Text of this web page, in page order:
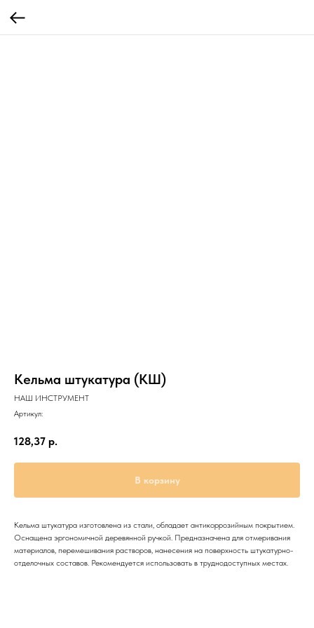
Кельма штукатура (КШ)
НАШ ИНСТРУМЕНТ
Артикул:
128,37 р.
В корзину
Кельма штукатура изготовлена из стали, обладает антикоррозийным покрытием.
Оснащена эргономичной деревянной ручкой. Предназначена для отмеривания
материалов, перемешивания растворов, нанесения на поверхность штукатурно-
отделочных составов. Рекомендуется использовать в труднодоступных местах.